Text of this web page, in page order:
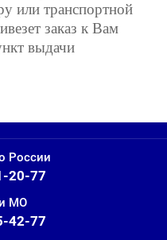
или транспортной
заказ к Вам
выдачи
России
20-77
МО
42-77